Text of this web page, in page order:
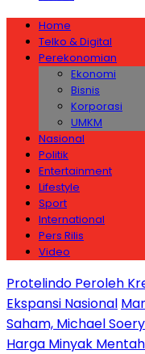
Home
Telko & Digital
Perekonomian
Ekonomi
Bisnis
Korporasi
UMKM
Nasional
Politik
Entertainment
Lifestyle
Sport
International
Pers Rilis
Video
Protelindo Peroleh
Ekspansi Nasional
Saham, Michael
Harga Minyak